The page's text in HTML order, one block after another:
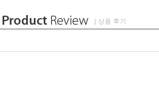
| 상품 후기